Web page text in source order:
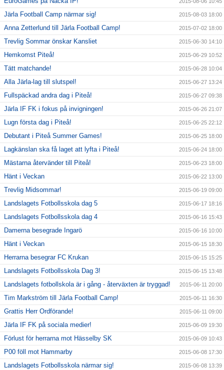
Järla Football Camp närmar sig! 2015-08-03 18:00
Anna Zetterlund till Järla Football Camp! 2015-07-02 18:00
Trevlig Sommar önskar Kansliet 2015-06-30 14:10
Hemkomst Piteå! 2015-06-29 10:52
Tätt matchande! 2015-06-28 10:04
Alla Järla-lag till slutspel! 2015-06-27 13:24
Fullspäckad andra dag i Piteå! 2015-06-27 09:38
Järla IF FK i fokus på invigningen! 2015-06-26 21:07
Lugn första dag i Piteå! 2015-06-25 22:12
Debutant i Piteå Summer Games! 2015-06-25 18:00
Lagkänslan ska få laget att lyfta i Piteå! 2015-06-24 18:00
Mästarna återvänder till Piteå! 2015-06-23 18:00
Hänt i Veckan 2015-06-22 13:00
Trevlig Midsommar! 2015-06-19 09:00
Landslagets Fotbollsskola dag 5 2015-06-17 18:16
Landslagets Fotbollsskola dag 4 2015-06-16 15:43
Damerna besegrade Ingarö 2015-06-16 10:00
Hänt i Veckan 2015-06-15 18:30
Herrarna besegrar FC Krukan 2015-06-15 15:25
Landslagets Fotbollsskola Dag 3! 2015-06-15 13:48
Landslagets fotbollskola är i gång - återväxten är tryggad! 2015-06-11 20:00
Tim Markström till Järla Football Camp! 2015-06-11 16:30
Grattis Herr Ordförande! 2015-06-11 09:00
Järla IF FK på sociala medier! 2015-06-09 19:30
Förlust för herrarna mot Hässelby SK 2015-06-09 10:43
P00 föll mot Hammarby 2015-06-08 17:30
Landslagets Fotbollsskola närmar sig! 2015-06-08 13:39